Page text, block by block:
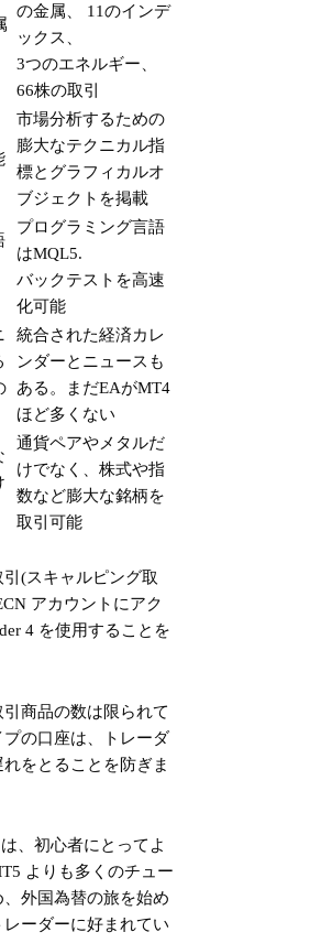
の金属、 11のインデ
ックス、
3つのエネルギー、
66株の取引
市場分析するための
膨大なテクニカル指
標とグラフィカルオ
ブジェクトを掲載
プログラミング言語
はMQL5.
バックテストを高速
化可能
統合された経済カレ
ンダーとニュースも
ある。まだEAがMT4
ほど多くない
通貨ペアやメタルだ
けでなく、株式や指
数など膨大な銘柄を
取引可能
(スキャルピング取
アカウントにアク
4 を使用することを
商品の数は限られて
の口座は、トレーダ
をとることを防ぎま
、初心者にとってよ
よりも多くのチュー
、外国為替の旅を始め
ーダーに好まれてい